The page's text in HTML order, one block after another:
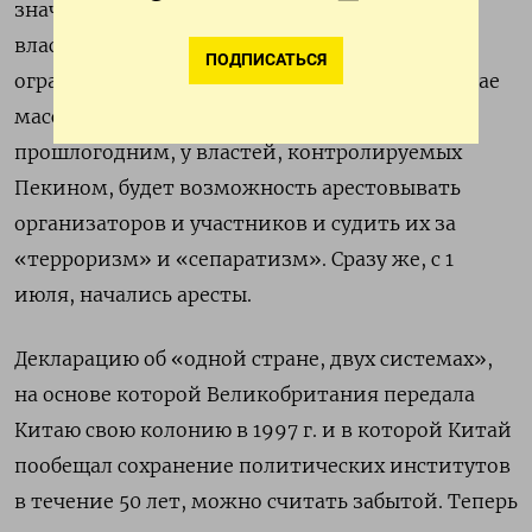
ПОДПИСАТЬСЯ
значительно расширяющий возможности
властей в борьбе с протестами в Гонконге и
ограничивающий автономию региона. В случае
массовых протестов, аналогичных
прошлогодним, у властей, контролируемых
Пекином, будет возможность арестовывать
организаторов и участников и судить их за
«терроризм» и «сепаратизм». Сразу же, с 1
июля, начались аресты.
Декларацию об «одной стране, двух системах»,
на основе которой Великобритания передала
Китаю свою колонию в 1997 г. и в которой Китай
пообещал сохранение политических институтов
в течение 50 лет, можно считать забытой. Теперь